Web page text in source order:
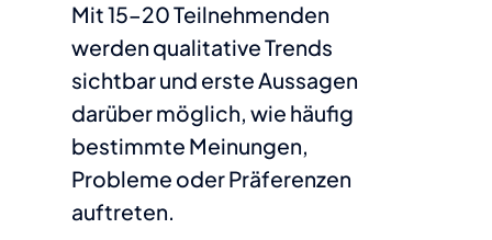
Mit 15–20 Teilnehmenden
werden qualitative Trends
sichtbar und erste Aussagen
darüber möglich, wie häufig
bestimmte Meinungen,
Probleme oder Präferenzen
auftreten.